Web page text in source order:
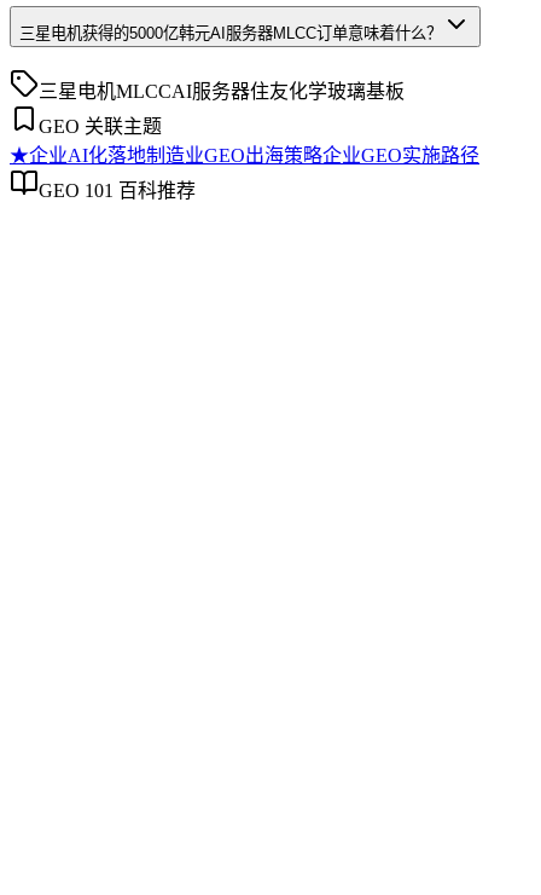
三星电机获得的5000亿韩元AI服务器MLCC订单意味着什么？
三星电机MLCCAI服务器住友化学玻璃基板
GEO 关联主题
★企业AI化落地制造业GEO出海策略企业GEO实施路径
GEO 101 百科推荐